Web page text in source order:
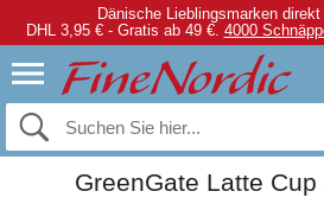
Dänische Lieblingsmarken
DHL 3,95 € - Gratis ab 49 €. 4000
GreenGate Latte